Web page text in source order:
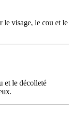
le visage, le cou et le
et le décolleté